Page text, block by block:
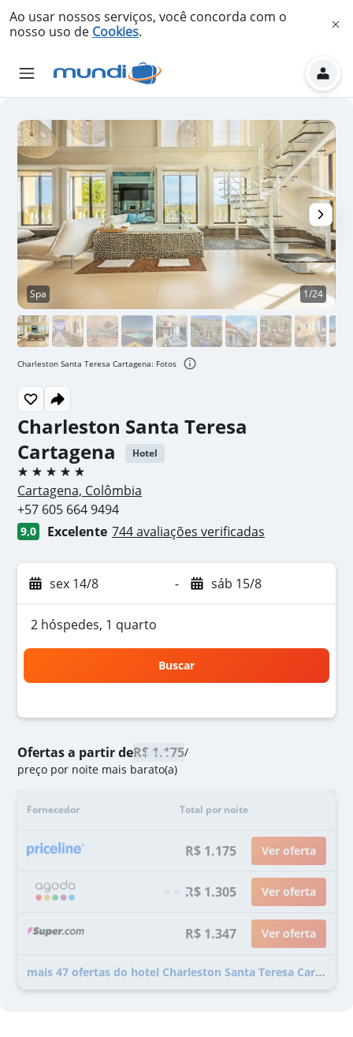
Ao usar nossos serviços, você concorda com o
nosso uso de Cookies.
Charleston Santa Teresa
Cartagena
Hotel
5 estrelas
Cartagena, Colômbia
+57 605 664 9494
9,0 Excelente 744 avaliações verificadas
sex 14/8 - sáb 15/8
2 hóspedes, 1 quarto
Buscar
Ofertas a partir deR$ 1.175/
preço por noite mais barato(a)
Fornecedor Total por noite
R$ 1.175 Ver oferta
R$ 1.305 Ver oferta
R$ 1.347 Ver oferta
mais 47 ofertas do hotel Charleston Santa Teresa Cartagena
Spa 1/24
Charleston Santa Teresa Cartagena: Fotos